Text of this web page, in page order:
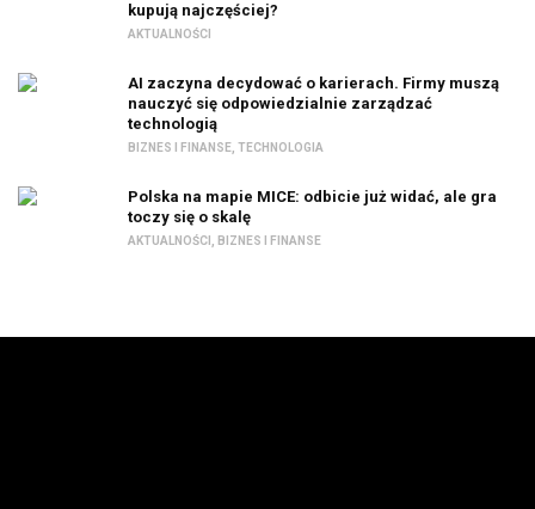
kupują najczęściej?
AKTUALNOŚCI
AI zaczyna decydować o karierach. Firmy muszą
nauczyć się odpowiedzialnie zarządzać
technologią
BIZNES I FINANSE TECHNOLOGIA
Polska na mapie MICE: odbicie już widać, ale gra
toczy się o skalę
AKTUALNOŚCI BIZNES I FINANSE